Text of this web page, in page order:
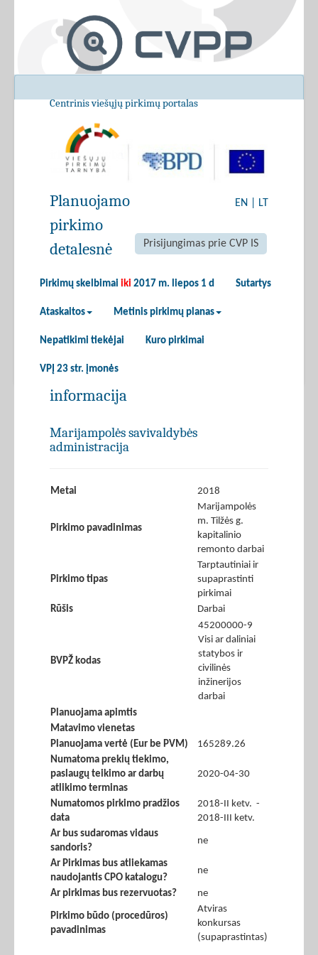
Centrinis viešųjų pirkimų portalas
EN LT
Prisijungimas prie CVP IS
Pirkimų skelbimai iki 2017 m. liepos 1 d Sutartys
Ataskaitos Metinis pirkimų planas
Nepatikimi tiekėjai Kuro pirkimai
VPĮ 23 str. įmonės
Planuojamo
pirkimo
detalesnė
informacija
Marijampolės savivaldybės
administracija
Metai 2018
Pirkimo pavadinimas
Marijampolės
m. Tilžės g.
kapitalinio
remonto darbai
Pirkimo tipas
Tarptautiniai ir
supaprastinti
pirkimai
Rūšis
Darbai
BVPŽ kodas
45200000-9
Visi ar daliniai
statybos ir
civilinės
inžinerijos
darbai
Planuojama apimtis
Matavimo vienetas
Planuojama vertė (Eur be PVM)
165289.26
Numatoma prekių tiekimo,
paslaugų teikimo ar darbų
atlikimo terminas
2020-04-30
Numatomos pirkimo pradžios
data
2018-II ketv. -
2018-III ketv.
Ar bus sudaromas vidaus
sandoris?
ne
Ar Pirkimas bus atliekamas
naudojantis CPO katalogu?
ne
Ar pirkimas bus rezervuotas? ne
Pirkimo būdo (procedūros)
pavadinimas
Atviras
konkursas
(supaprastintas)